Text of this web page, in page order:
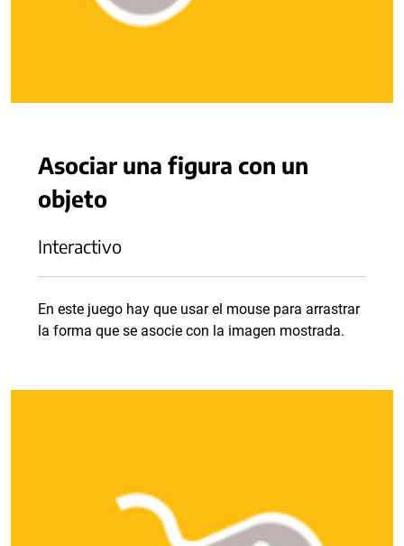
Asociar una figura con un
objeto
Interactivo
En este juego hay que usar el mouse para arrastrar
la forma que se asocie con la imagen mostrada.